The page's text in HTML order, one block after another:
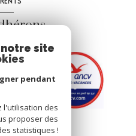
site
pendant
l'utilisation des
proposer des
statistiques !